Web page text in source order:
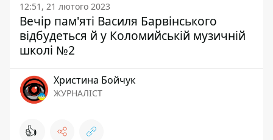
12:51, 21 лютого 2023
Вечір пам'яті Василя Барвінського
відбудеться й у Коломийській музичній
школі №2
Христина Бойчук
ЖУРНАЛІСТ
👍